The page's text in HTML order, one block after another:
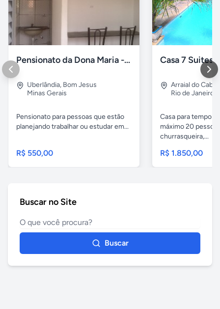
Pensionato da Dona Maria - Uberlândia/MG
Uberlândia, Bom Jesus
Minas Gerais
Pensionato para pessoas que estão
planejando trabalhar ou estudar em...
R$ 550,00
Arraial do Cabo
Rio de Janeiro
Casa para
máximo 20
churrasqueira,...
R$ 1.850,00
Buscar no Site
Buscar